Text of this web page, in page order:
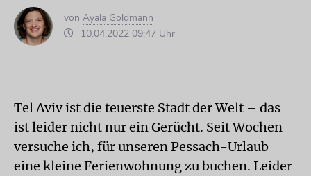
von Ayala Goldmann
10.04.2022 09:47 Uhr
Tel Aviv ist die teuerste Stadt der Welt – das
ist leider nicht nur ein Gerücht. Seit Wochen
versuche ich, für unseren Pessach-Urlaub
eine kleine Ferienwohnung zu buchen. Leider